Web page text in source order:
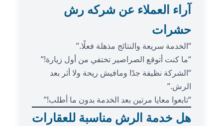
آراء العملاء عن شركه رش
حشرات
“الخدمة سريعة والنتائج مذهلة فعلًا.”
“ما كنت أتوقع الصراصير تختفي من أول زيارة!”
“الشركة نظيفة جدًا ومافيش ريحة ولا أثر بعد
الرش.”
“تابعوا معايا مرتين بعد الخدمة بدون ما أطلب!”
هل خدمة الرش مناسبة للعقارات